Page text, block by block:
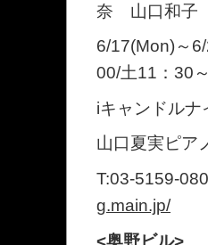
奈 山口和子
6/17(Mon)～
00/土11：30
iキャンドル
山口夏実ピア
T:03-5159-
g.main.jp/
<奥野ビル>